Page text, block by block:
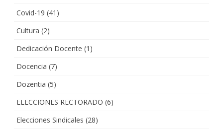
Covid-19 (41)
Cultura (2)
Dedicación Docente (1)
Docencia (7)
Dozentia (5)
ELECCIONES RECTORADO (6)
Elecciones Sindicales (28)